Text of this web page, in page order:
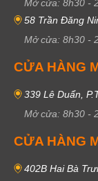
Mở cửa: 8h30 -
58 Trần Đăng
Mở cửa: 8h30 -
CỬA HÀNG
339 Lê Duẩn,
Mở cửa: 8h30 -
CỬA HÀNG
402B Hai Bà